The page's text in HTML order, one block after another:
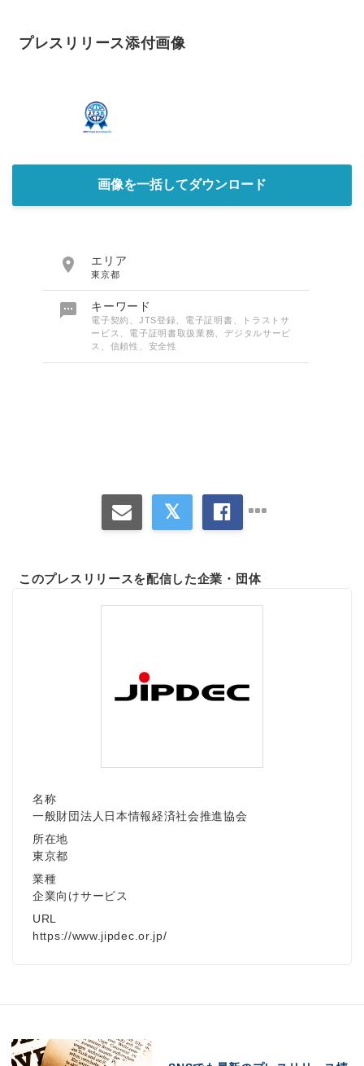
プレスリリース添付画像
画像を一括してダウンロード
 エリア
東京都
 キーワード
電子契約、JTS登録、電子証明書、トラストサ
ービス、電子証明書取扱業務、デジタルサービ
ス、信頼性、安全性
このプレスリリースを配信した企業・団体
名称
一般財団法人日本情報経済社会推進協会
所在地
東京都
業種
企業向けサービス
URL
https://www.jipdec.or.jp/